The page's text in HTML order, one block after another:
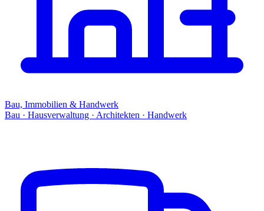
Bau, Immobilien & Handwerk
Bau · Hausverwaltung · Architekten · Handwerk